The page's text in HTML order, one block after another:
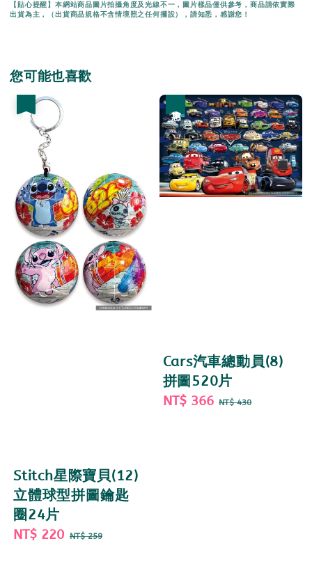
【貼心提醒】本網站商品圖片拍攝角度及光線不一，圖片樣品僅供參考，商品請依實際
出貨為主，（出貨商品規格不含情境照之任何擺設），請知悉，感謝您！
您可能也喜歡
Stitch星際寶貝(12)
立體球型拼圖鑰匙
圈24片
Sale
NT$ 220 Regular
NT$ 259
Cars汽車總動員(8)
拼圖520片
Sale
NT$ 366 Regular
NT$ 430